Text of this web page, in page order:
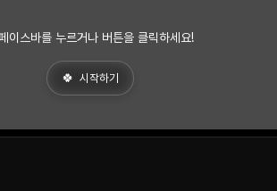
이스바를 누르거나 버튼을 클릭하세요!
시작하기